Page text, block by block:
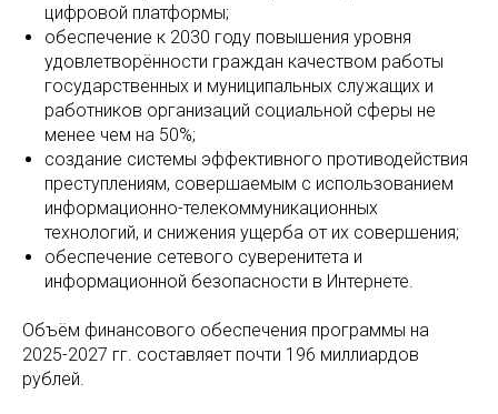
цифровой платформы;
обеспечение к 2030 году повышения уровня
удовлетворённости граждан качеством работы
государственных и муниципальных служащих и
работников организаций социальной сферы не
менее чем на 50%;
создание системы эффективного противодействия
преступлениям, совершаемым с использованием
информационно-телекоммуникационных
технологий, и снижения ущерба от их совершения;
обеспечение сетевого суверенитета и
информационной безопасности в Интернете.
Объём финансового обеспечения программы на
2025-2027 гг. составляет почти 196 миллиардов
рублей.